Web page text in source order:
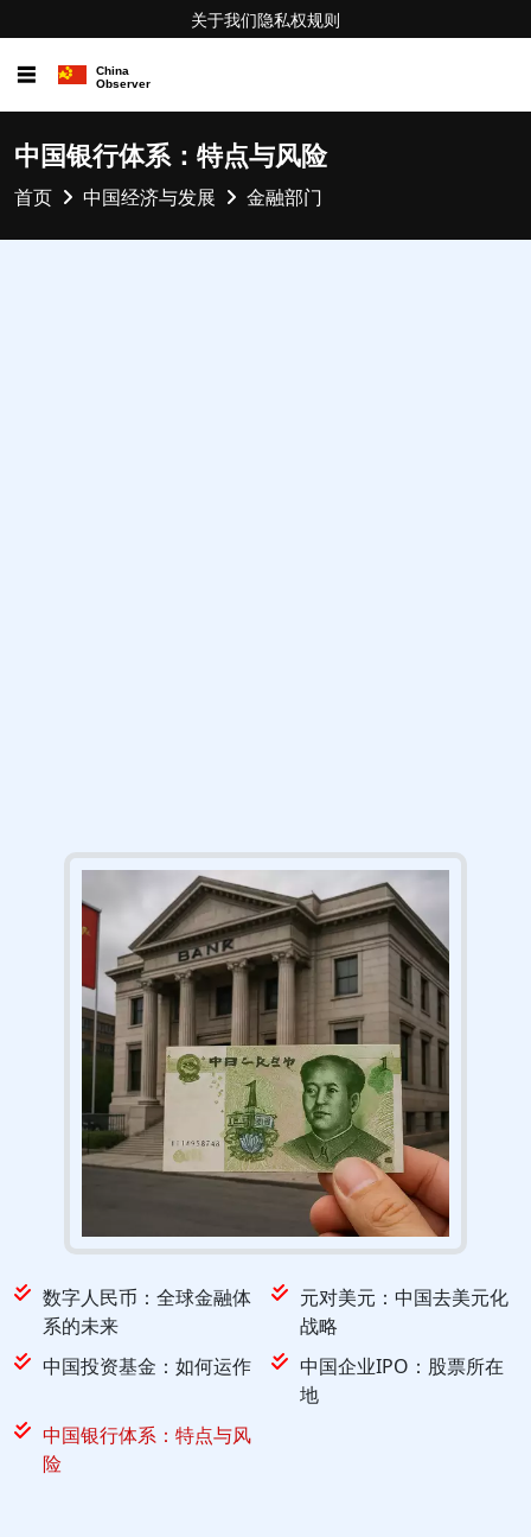
关于我们隐私权规则
☰
中国银行体系：特点与风险
首页 中国经济与发展 金融部门
数字人民币：全球金融体
系的未来
元对美元：中国去美元化
战略
中国投资基金：如何运作
中国企业IPO：股票所在
地
中国银行体系：特点与风
险